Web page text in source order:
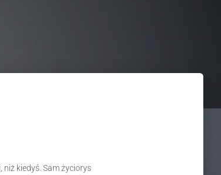
niż kiedyś. Sam życiorys